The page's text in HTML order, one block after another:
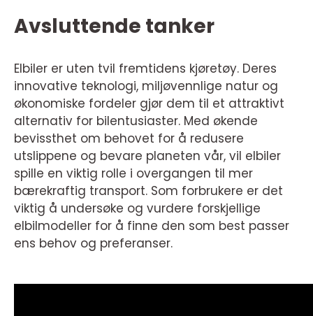
Avsluttende tanker
Elbiler er uten tvil fremtidens kjøretøy. Deres
innovative teknologi, miljøvennlige natur og
økonomiske fordeler gjør dem til et attraktivt
alternativ for bilentusiaster. Med økende
bevissthet om behovet for å redusere
utslippene og bevare planeten vår, vil elbiler
spille en viktig rolle i overgangen til mer
bærekraftig transport. Som forbrukere er det
viktig å undersøke og vurdere forskjellige
elbilmodeller for å finne den som best passer
ens behov og preferanser.